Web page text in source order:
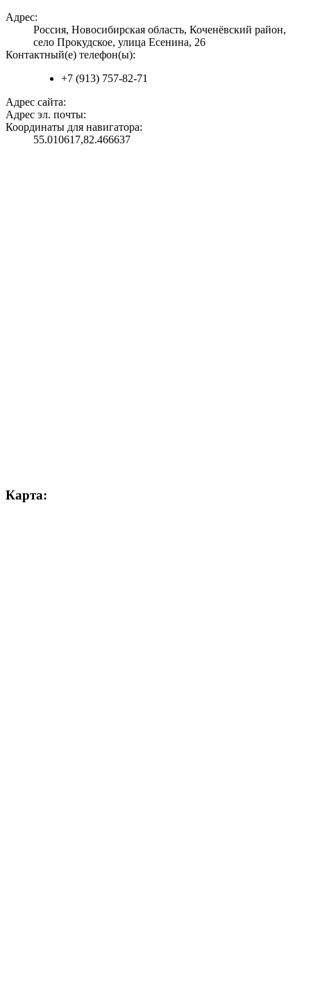
Адрес:
Россия, Новосибирская область, Коченёвский район,
село Прокудское, улица Есенина, 26
Контактный(е) телефон(ы):
+7 (913) 757-82-71
Адрес сайта:
Адрес эл. почты:
Координаты для навигатора:
55.010617,82.466637
Карта: